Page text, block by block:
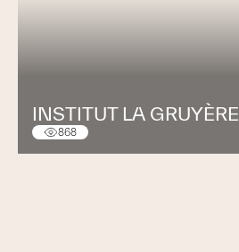
INSTITUT LA GRUYÈRE
868